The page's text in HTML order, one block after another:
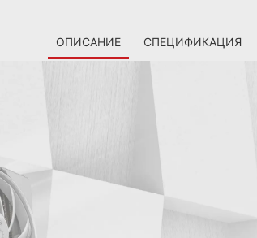
ОПИСАНИЕ СПЕЦИФИКАЦИЯ